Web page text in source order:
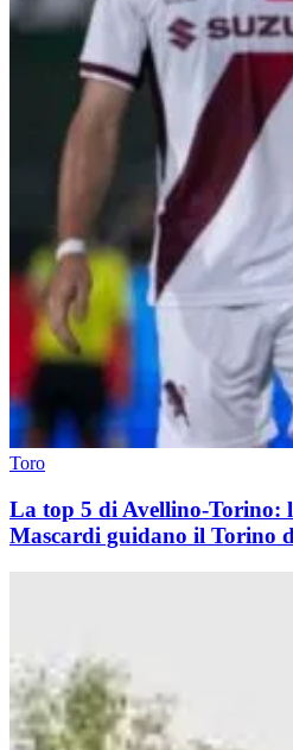
Toro
La top 5 di Avellino-Torino:
Mascardi guidano il Torino